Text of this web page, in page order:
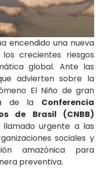
encendido una nueva
crecientes riesgos
global. Ante las
advierten sobre la
El Niño de gran
de la Conferencia
de Brasil (CNBB)
llamado urgente a las
sociales y
amazónica para
preventiva.